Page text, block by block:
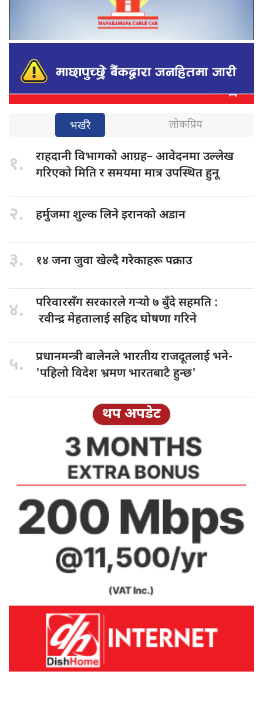
भर्खरै लोकप्रिय
१. राहदानी विभागकोआग्रह– आवेदनमा उल्लेख
गरिएको मिति र समयमा मात्र उपस्थित हुनू
२. हर्मुजमा शुल्कलिने इरानको अडान
३. १४ जनाजुवा खेल्दै गरेकाहरू पक्राउ
४. परिवारसँग सरकारलेगर्‍यो ७ बुँदे सहमति :
रवीन्द्र मेहतालाई सहिद घोषणा गरिने
५. प्रधानमन्त्री बालेनलेभारतीय राजदूतलाई भने-
'पहिलो विदेश भ्रमण भारतबाटै हुन्छ'
थप अपडेट